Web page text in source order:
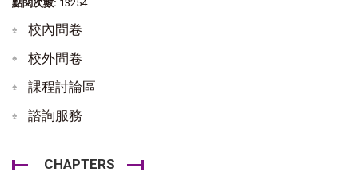
點閱次數: 13254
校內問卷
校外問卷
課程討論區
諮詢服務
CHAPTERS